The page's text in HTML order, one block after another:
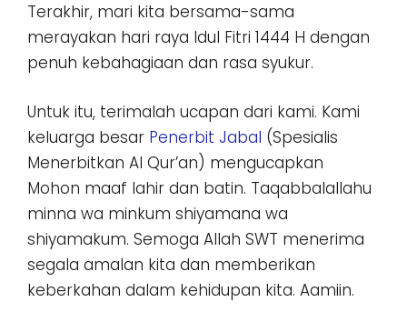
Terakhir, mari kita bersama-sama
merayakan hari raya Idul Fitri 1444 H dengan
penuh kebahagiaan dan rasa syukur.
Untuk itu, terimalah ucapan dari kami. Kami
keluarga besar Penerbit Jabal (Spesialis
Menerbitkan Al Qur’an) mengucapkan
Mohon maaf lahir dan batin. Taqabbalallahu
minna wa minkum shiyamana wa
shiyamakum. Semoga Allah SWT menerima
segala amalan kita dan memberikan
keberkahan dalam kehidupan kita. Aamiin.